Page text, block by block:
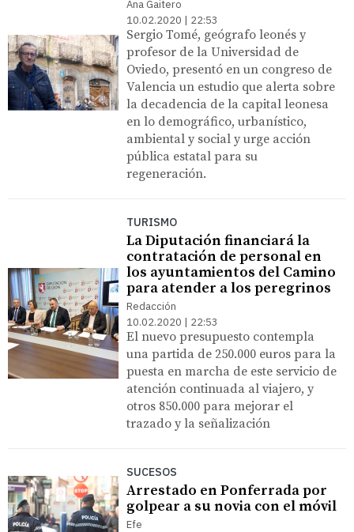
Ana Gaitero
10.02.2020 | 22:53
Sergio Tomé, geógrafo leonés y
profesor de la Universidad de
Oviedo, presentó en un congreso de
Valencia un estudio que alerta sobre
la decadencia de la capital leonesa
en lo demográfico, urbanístico,
ambiental y social y urge acción
pública estatal para su
regeneración.
TURISMO
La Diputación financiará la
contratación de personal en
los ayuntamientos del Camino
para atender a los peregrinos
Redacción
10.02.2020 | 22:53
El nuevo presupuesto contempla
una partida de 250.000 euros para la
puesta en marcha de este servicio de
atención continuada al viajero, y
otros 850.000 para mejorar el
trazado y la señalización
SUCESOS
Arrestado en Ponferrada por
golpear a su novia con el móvil
Efe